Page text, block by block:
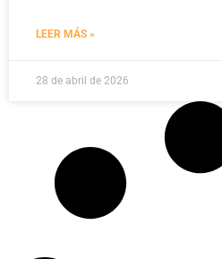
LEER MÁS »
28 de abril de 2026